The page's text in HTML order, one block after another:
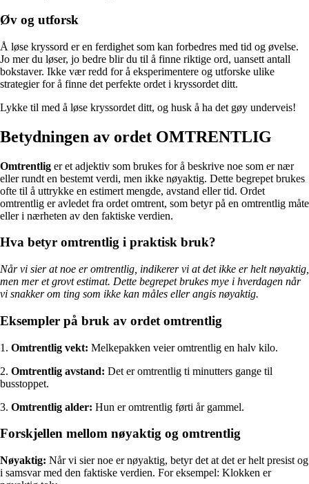
Øv og utforsk
Å løse kryssord er en ferdighet som kan forbedres med tid og øvelse.
Jo mer du løser, jo bedre blir du til å finne riktige ord, uansett antall
bokstaver. Ikke vær redd for å eksperimentere og utforske ulike
strategier for å finne det perfekte ordet i kryssordet ditt.
Lykke til med å løse kryssordet ditt, og husk å ha det gøy underveis!
Betydningen av ordet OMTRENTLIG
Omtrentlig er et adjektiv som brukes for å beskrive noe som er nær
eller rundt en bestemt verdi, men ikke nøyaktig. Dette begrepet brukes
ofte til å uttrykke en estimert mengde, avstand eller tid. Ordet
omtrentlig er avledet fra ordet omtrent, som betyr på en omtrentlig måte
eller i nærheten av den faktiske verdien.
Hva betyr omtrentlig i praktisk bruk?
Når vi sier at noe er omtrentlig, indikerer vi at det ikke er helt nøyaktig,
men mer et grovt estimat. Dette begrepet brukes mye i hverdagen når
vi snakker om ting som ikke kan måles eller angis nøyaktig.
Eksempler på bruk av ordet omtrentlig
1. Omtrentlig vekt: Melkepakken veier omtrentlig en halv kilo.
2. Omtrentlig avstand: Det er omtrentlig ti minutters gange til
busstoppet.
3. Omtrentlig alder: Hun er omtrentlig førti år gammel.
Forskjellen mellom nøyaktig og omtrentlig
Nøyaktig: Når vi sier noe er nøyaktig, betyr det at det er helt presist og
i samsvar med den faktiske verdien. For eksempel: Klokken er